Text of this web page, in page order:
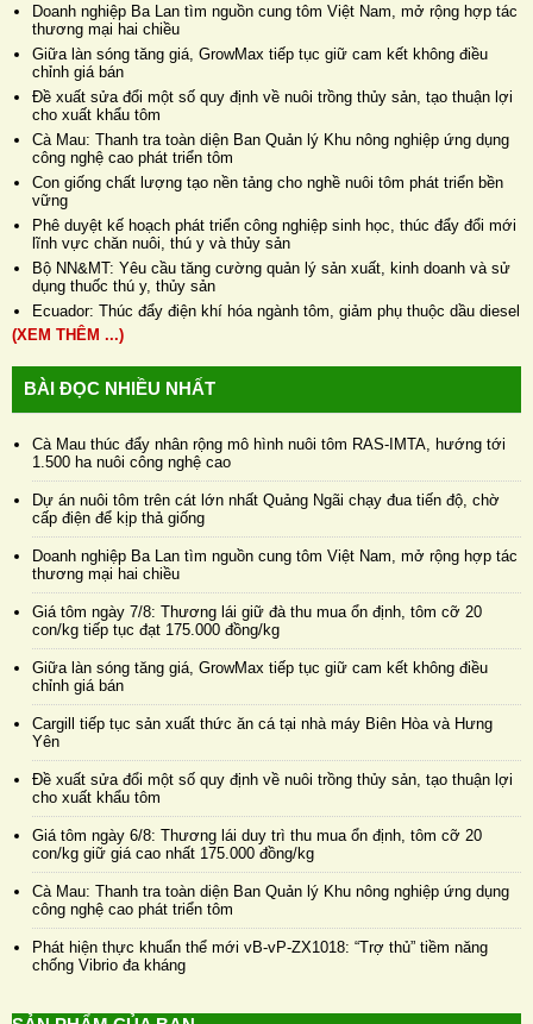
Doanh nghiệp Ba Lan tìm nguồn cung tôm Việt Nam, mở rộng hợp tác
thương mại hai chiều
Giữa làn sóng tăng giá, GrowMax tiếp tục giữ cam kết không điều
chỉnh giá bán
Đề xuất sửa đổi một số quy định về nuôi trồng thủy sản, tạo thuận lợi
cho xuất khẩu tôm
Cà Mau: Thanh tra toàn diện Ban Quản lý Khu nông nghiệp ứng dụng
công nghệ cao phát triển tôm
Con giống chất lượng tạo nền tảng cho nghề nuôi tôm phát triển bền
vững
Phê duyệt kế hoạch phát triển công nghiệp sinh học, thúc đẩy đổi mới
lĩnh vực chăn nuôi, thú y và thủy sản
Bộ NN&MT: Yêu cầu tăng cường quản lý sản xuất, kinh doanh và sử
dụng thuốc thú y, thủy sản
Ecuador: Thúc đẩy điện khí hóa ngành tôm, giảm phụ thuộc dầu diesel
(XEM THÊM ...)
BÀI ĐỌC NHIỀU NHẤT
Cà Mau thúc đẩy nhân rộng mô hình nuôi tôm RAS-IMTA, hướng tới
1.500 ha nuôi công nghệ cao
Dự án nuôi tôm trên cát lớn nhất Quảng Ngãi chạy đua tiến độ, chờ
cấp điện để kịp thả giống
Doanh nghiệp Ba Lan tìm nguồn cung tôm Việt Nam, mở rộng hợp tác
thương mại hai chiều
Giá tôm ngày 7/8: Thương lái giữ đà thu mua ổn định, tôm cỡ 20
con/kg tiếp tục đạt 175.000 đồng/kg
Giữa làn sóng tăng giá, GrowMax tiếp tục giữ cam kết không điều
chỉnh giá bán
Cargill tiếp tục sản xuất thức ăn cá tại nhà máy Biên Hòa và Hưng
Yên
Đề xuất sửa đổi một số quy định về nuôi trồng thủy sản, tạo thuận lợi
cho xuất khẩu tôm
Giá tôm ngày 6/8: Thương lái duy trì thu mua ổn định, tôm cỡ 20
con/kg giữ giá cao nhất 175.000 đồng/kg
Cà Mau: Thanh tra toàn diện Ban Quản lý Khu nông nghiệp ứng dụng
công nghệ cao phát triển tôm
Phát hiện thực khuẩn thể mới vB-vP-ZX1018: “Trợ thủ” tiềm năng
chống Vibrio đa kháng